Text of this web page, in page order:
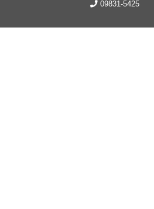
09831-5425